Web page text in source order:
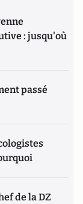
: jusqu'où
passé
de la DZ